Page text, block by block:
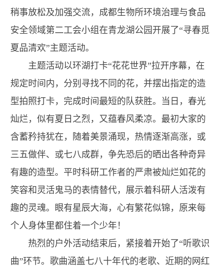
稍事放松及加强交流，成都生物所环境治理与食品
安全领域第二工会小组在青龙湖公园开展了“寻春觅
夏品清欢”主题活动。
主题活动以环湖打卡“花花世界”拉开序幕，在
规定时间内，分别寻找不同的花，并摆出指定的造
型拍照打卡，完成时间最短的队获胜。当日，春光
灿烂，似有夏日之烈，又蕴春风柔凉。最初大家的
含蓄矜持犹在，随着美景涌现，热情逐渐高涨，或
三五做伴、或七八成群，争先恐后的晒出各种奇异
有趣的造型。平时科研工作者的严肃被灿烂如花的
笑容和灵活鬼马的表情替代，展示着科研人活泼有
趣的灵魂。眼有星辰大海，心有繁花似锦，原来每
个人身体里都住着一个少年！
热烈的户外活动结束后，紧接着开始了“听歌识
曲”环节。歌曲涵盖七八十年代的老歌、近期的网红